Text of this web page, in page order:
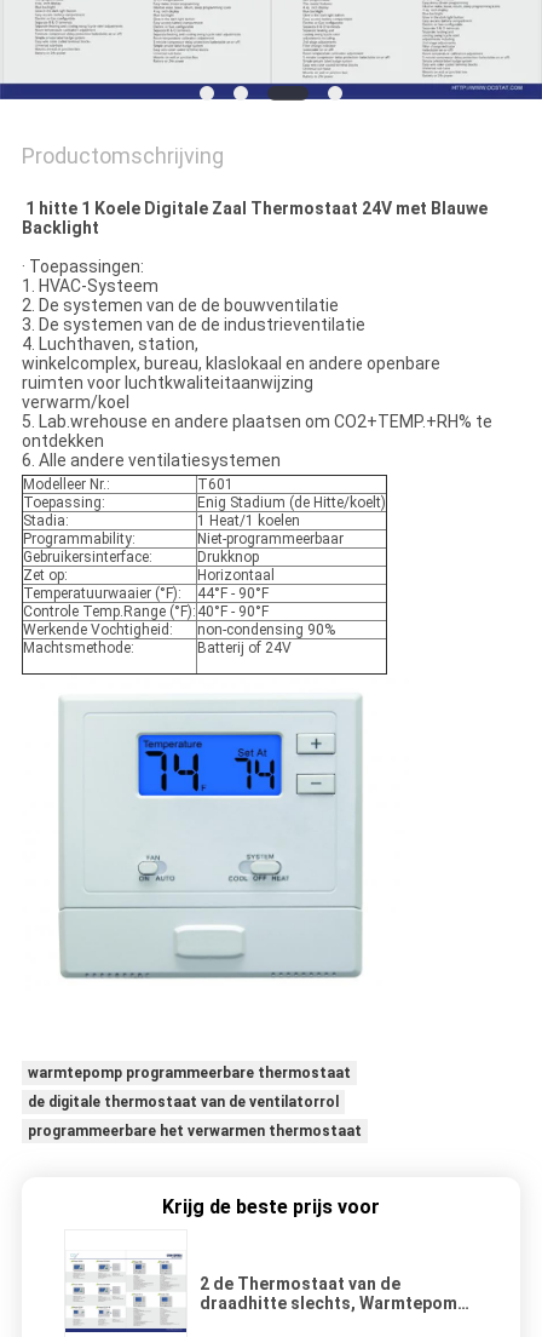
Productomschrijving
1 hitte 1 Koele Digitale Zaal Thermostaat 24V met Blauwe
Backlight
· Toepassingen:
1. HVAC-Systeem
2. De systemen van de de bouwventilatie
3. De systemen van de de industrieventilatie
4. Luchthaven, station,
winkelcomplex, bureau, klaslokaal en andere openbare
ruimten voor luchtkwaliteitaanwijzing
verwarm/koel
5. Lab.wrehouse en andere plaatsen om CO2+TEMP.+RH% te
ontdekken
6. Alle andere ventilatiesystemen
Modelleer Nr.:
T601
Toepassing:
Enig Stadium (de Hitte/koelt)
Stadia:
1 Heat/1 koelen
Programmability:
Niet-programmeerbaar
Gebruikersinterface:
Drukknop
Zet op:
Horizontaal
Temperatuurwaaier (°F):
44°F - 90°F
Controle Temp.Range (°F): 40°F - 90°F
Werkende Vochtigheid:
non-condensing 90%
Machtsmethode:
Batterij of 24V
warmtepomp programmeerbare thermostaat
de digitale thermostaat van de ventilatorrol
programmeerbare het verwarmen thermostaat
Krijg de beste prijs voor
2 de Thermostaat van de
draadhitte slechts, Warmtepomp